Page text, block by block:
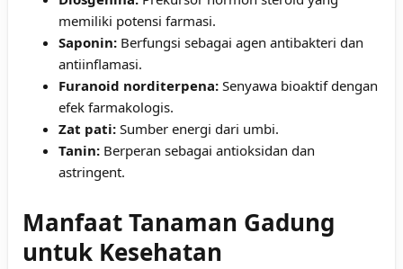
memiliki potensi farmasi.
Saponin: Berfungsi sebagai agen antibakteri dan
antiinflamasi.
Furanoid norditerpena: Senyawa bioaktif dengan
efek farmakologis.
Zat pati: Sumber energi dari umbi.
Tanin: Berperan sebagai antioksidan dan
astringent.
Manfaat Tanaman Gadung
untuk Kesehatan